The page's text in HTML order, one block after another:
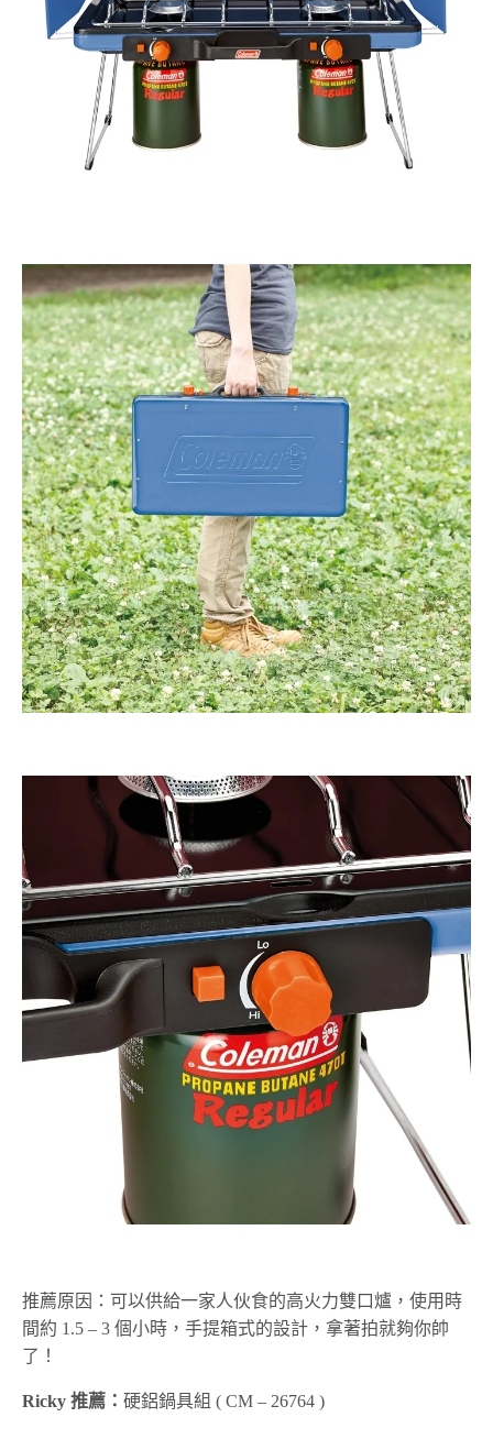
推薦原因：可以供給一家人伙食的高火力雙口爐，使用時
間約 1.5 – 3 個小時，手提箱式的設計，拿著拍就夠你帥
了！
Ricky 推薦：硬鋁鍋具組 ( CM – 26764 )